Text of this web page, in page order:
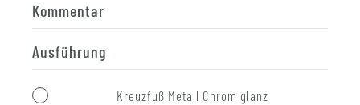
Kommentar
Ausführung
Kreuzfuß Metall Chrom glanz